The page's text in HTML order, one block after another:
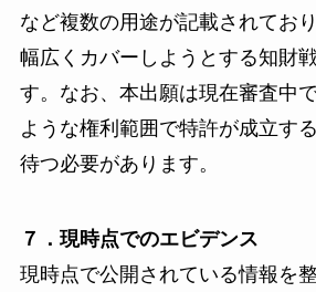
など複数の用途が記載されてお
幅広くカバーしようとする知財
す。なお、本出願は現在審査中
ような権利範囲で特許が成立す
待つ必要があります。
７．現時点でのエビデンス
現時点で公開されている情報を